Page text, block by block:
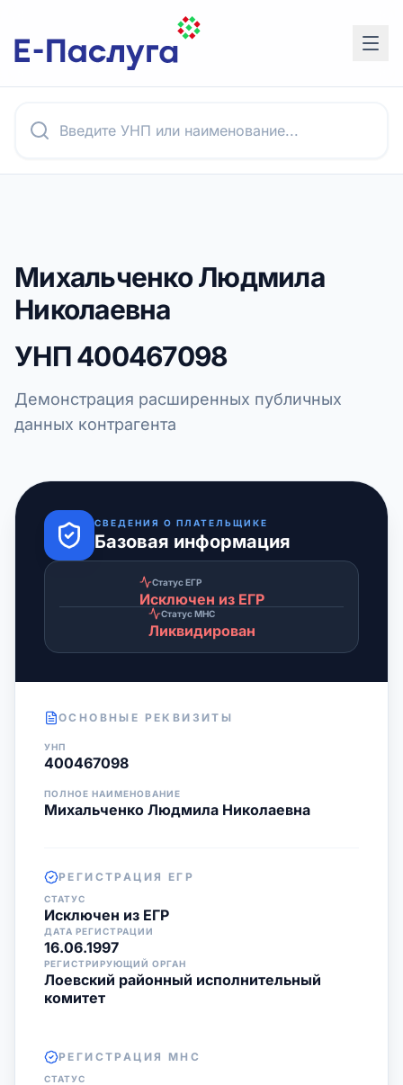
Михальченко Людмила
Николаевна
УНП400467098
Демонстрация расширенных публичных
данных контрагента
СВЕДЕНИЯ О ПЛАТЕЛЬЩИКЕ
Базовая информация
Статус ЕГР
Исключен из ЕГР
Статус МНС
Ликвидирован
ОСНОВНЫЕ РЕКВИЗИТЫ
УНП
400467098
ПОЛНОЕ НАИМЕНОВАНИЕ
Михальченко Людмила Николаевна
РЕГИСТРАЦИЯ ЕГР
СТАТУС
Исключен из ЕГР
ДАТА РЕГИСТРАЦИИ
16.06.1997
РЕГИСТРИРУЮЩИЙ ОРГАН
Лоевский районный исполнительный
комитет
РЕГИСТРАЦИЯ МНС
СТАТУС